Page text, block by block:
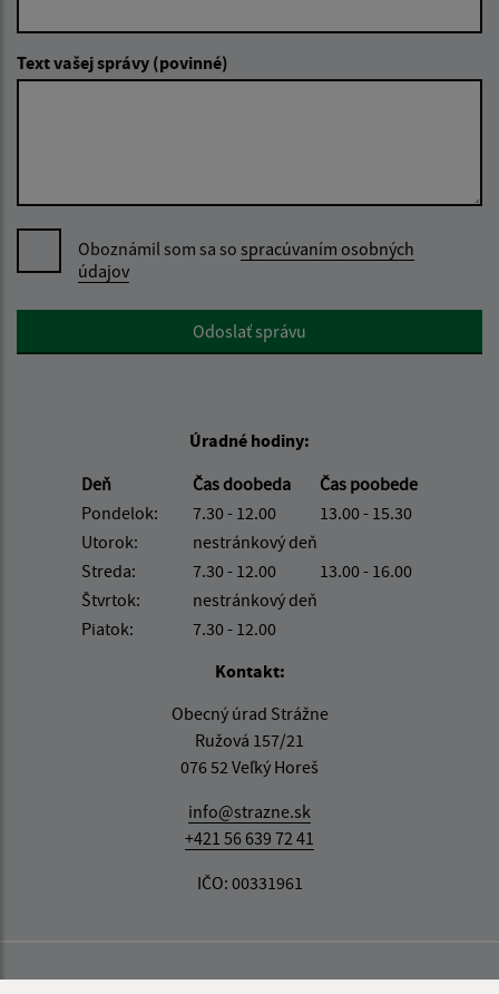
Text vašej správy (povinné)
Oboznámil som sa so spracúvaním osobných
údajov
Google reCaptcha ResponseOdoslať správu
Úradné hodiny:
Deň
Čas doobeda
Čas poobede
Pondelok:
7.30 - 12.00
13.00 - 15.30
Utorok:
nestránkový deň
Streda:
7.30 - 12.00
13.00 - 16.00
Štvrtok:
nestránkový deň
Piatok:
7.30 - 12.00
Kontakt:
Obecný úrad Strážne
Ružová 157/21
076 52 Veľký Horeš
info@strazne.sk
+421 56 639 72 41
IČO: 00331961